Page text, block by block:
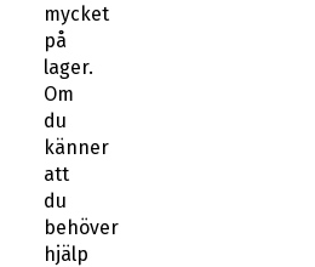
mycket
på
lager.
Om
du
känner
att
du
behöver
hjälp